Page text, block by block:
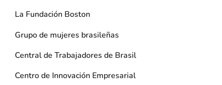
La Fundación Boston
Grupo de mujeres brasileñas
Central de Trabajadores de Brasil
Centro de Innovación Empresarial